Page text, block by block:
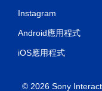
Instagram
Android應用程式
iOS應用程式
© 2026 Sony